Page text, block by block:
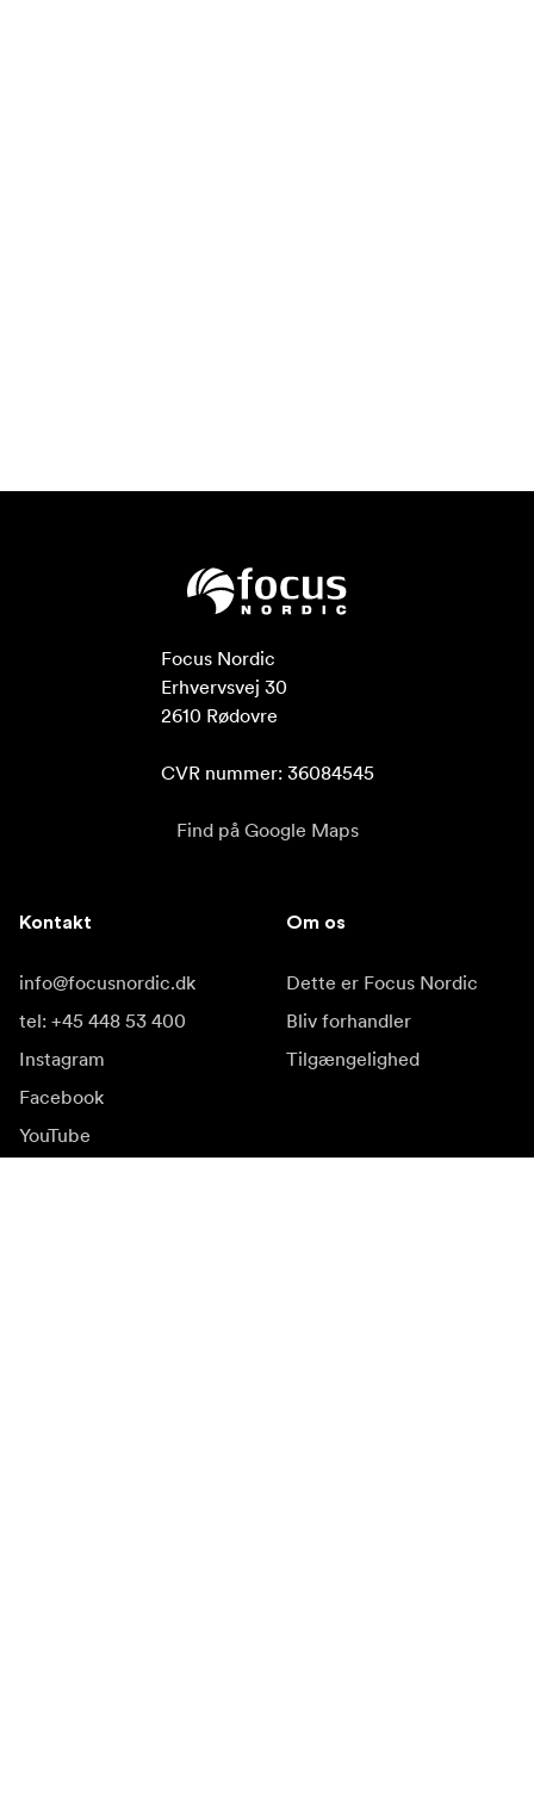
Focus Nordic
Erhvervsvej 30
2610 Rødovre
CVR nummer: 36084545
Find på Google Maps
Kontakt
info@focusnordic.dk
tel: +45 448 53 400
Instagram
Facebook
YouTube
Om os
Dette er Focus Nordic
Bliv forhandler
Tilgængelighed